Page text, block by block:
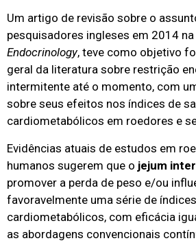
Um artigo de revisão sobre o
pesquisadores ingleses em 2014 na
Endocrinology, teve como objetivo
geral da literatura sobre restrição
intermitente até o momento, com
sobre seus efeitos nos índices de
cardiometabólicos em roedores e
Evidências atuais de estudos em
humanos sugerem que o jejum
promover a perda de peso e/ou
favoravelmente uma série de
cardiometabólicos, com eficácia
as abordagens convencionais